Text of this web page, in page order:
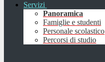
Servizi
Panoramica
Famiglie e studenti
Personale scolastico
Percorsi di studio